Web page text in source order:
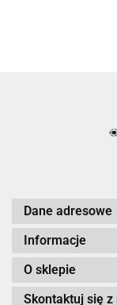
Dane adresowe
Informacje
O sklepie
Skontaktuj się z